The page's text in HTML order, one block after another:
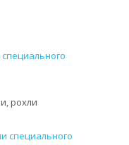
рохли
специального